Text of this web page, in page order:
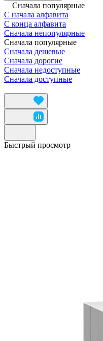
Сначала популярные
С начала алфавита
С конца алфавита
Сначала непопулярные
Сначала популярные
Сначала дешевые
Сначала дорогие
Сначала недоступные
Сначала доступные
Быстрый просмотр